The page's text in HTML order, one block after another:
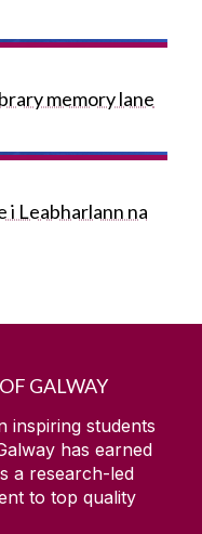
memory lane
i Leabharlann na
GALWAY
inspiring students
has earned
a research-led
to top quality